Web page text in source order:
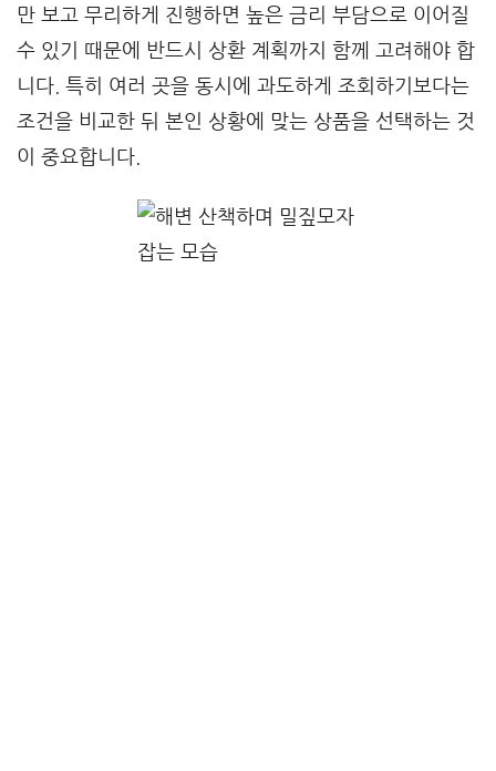
만 보고 무리하게 진행하면 높은 금리 부담으로 이어질
수 있기 때문에 반드시 상환 계획까지 함께 고려해야 합
니다. 특히 여러 곳을 동시에 과도하게 조회하기보다는
조건을 비교한 뒤 본인 상황에 맞는 상품을 선택하는 것
이 중요합니다.